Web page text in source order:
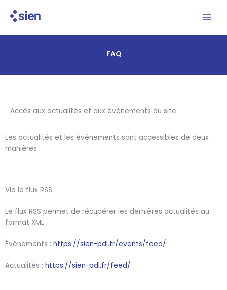
FAQ
Accès aux actualités et aux événements du site
Les actualités et les événements sont accessibles de deux
manières :
Via le flux RSS :
Le flux RSS permet de récupérer les dernières actualités au
format XML :
Événements : https://sien-pdl.fr/events/feed/
Actualités : https://sien-pdl.fr/feed/